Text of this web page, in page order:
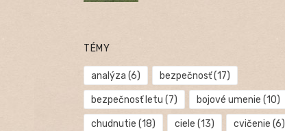
TÉMY
analýza (6) bezpečnosť(17)
bezpečnosť letu (7) bojové umenie (10)
chudnutie (18) ciele (13) cvičenie (6)